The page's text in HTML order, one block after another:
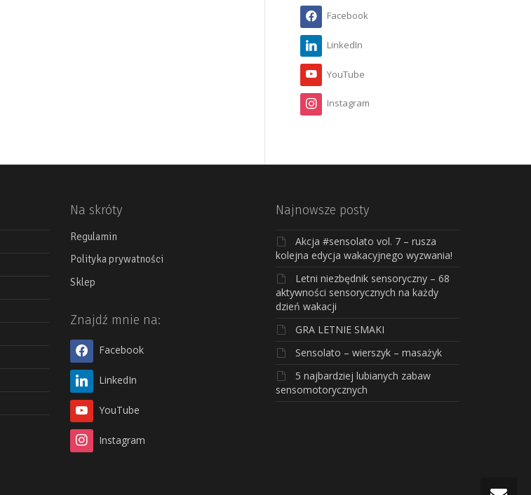
Facebook
LinkedIn
YouTube
Instagram
Na skróty
Regulamin
Polityka prywatności
Sklep
Znajdź mnie na:
Facebook
LinkedIn
YouTube
Instagram
Najnowsze posty
Akcja #sensolato vol. 7 – rusza
kolejna edycja wakacyjnego wyzwania!
Letni niezbędnik sensoryczny – 68
aktywności sensorycznych na każdy
dzień wakacji
GRA LETNIE SMAKI
Sensolato – wierszyk – masażyk
5 najbardziej lubianych zabaw
sensomotorycznych